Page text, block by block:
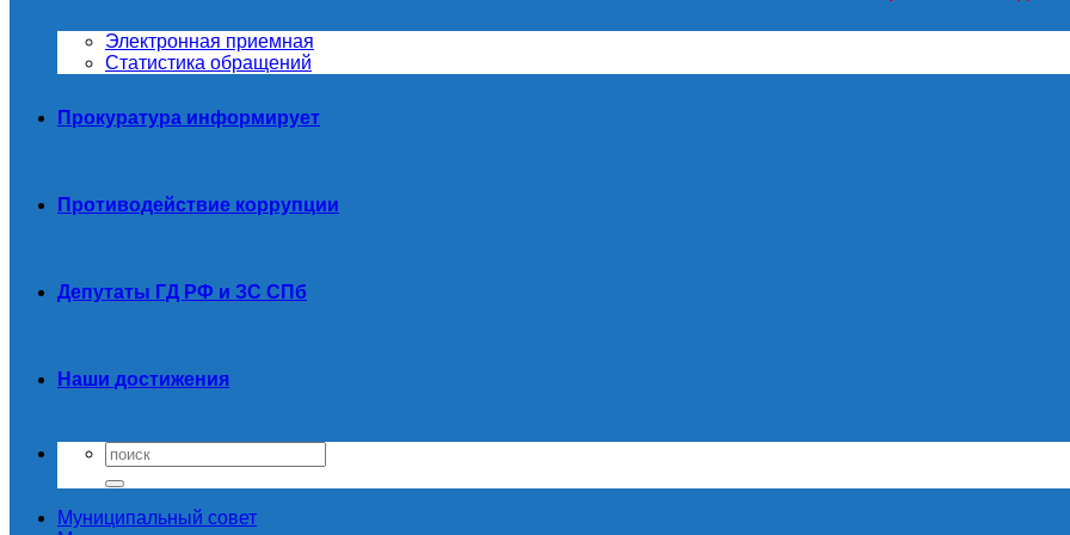
Электронная приемная
Статистика обращений
Прокуратура информирует
Противодействие коррупции
Депутаты ГД РФ и ЗС СПб
Наши достижения
Муниципальный совет